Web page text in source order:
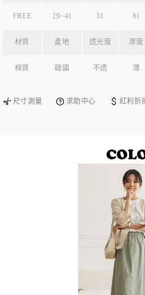
FREE 29~41 51 81
材質 產地 透光度 厚度
棉質 韓國 不透 薄
尺寸測量 求助中心 紅利折